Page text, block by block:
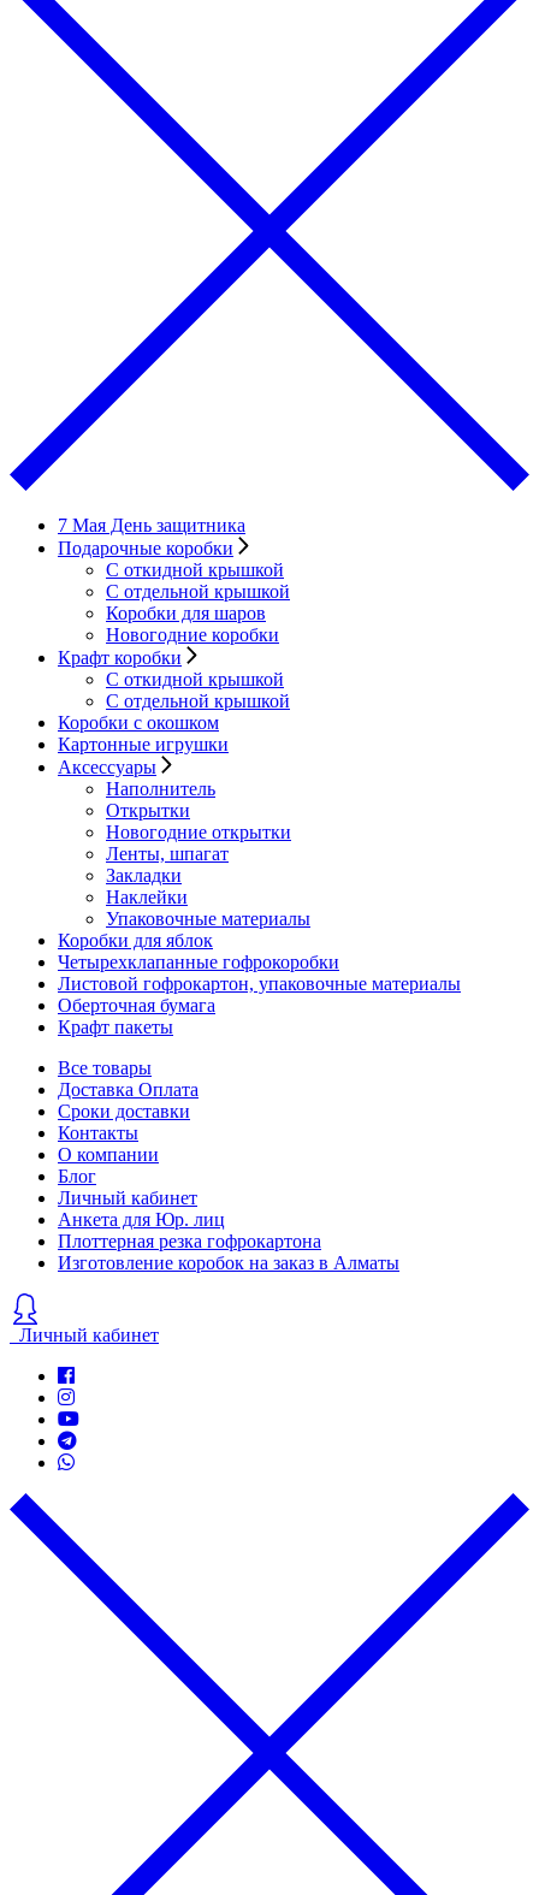
7 Мая День защитника
Подарочные коробки
С откидной крышкой
С отдельной крышкой
Коробки для шаров
Новогодние коробки
Крафт коробки
С откидной крышкой
С отдельной крышкой
Коробки с окошком
Картонные игрушки
Аксессуары
Наполнитель
Открытки
Новогодние открытки
Ленты, шпагат
Закладки
Наклейки
Упаковочные материалы
Коробки для яблок
Четырехклапанные гофрокоробки
Листовой гофрокартон, упаковочные материалы
Оберточная бумага
Крафт пакеты
Все товары
Доставка Оплата
Сроки доставки
Контакты
О компании
Блог
Личный кабинет
Анкета для Юр. лиц
Плоттерная резка гофрокартона
Изготовление коробок на заказ в Алматы
Личный кабинет